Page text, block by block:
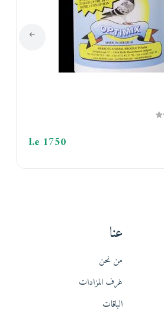
l.e 1750
عنا
من نحن
غرف المزادات
الباقات